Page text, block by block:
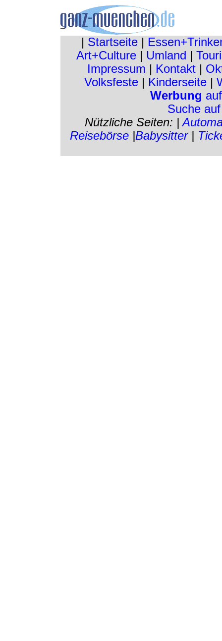
| Startseite|
Art+Culture| Umland |
Impressum | Kontakt |
Volksfeste | Kinderseite |
Werbung
Suche
Nützliche Seiten: |
Reisebörse |Babysitter |